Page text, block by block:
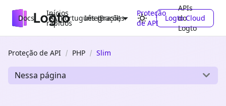
Docs
Inícios
rápidos
Integrações
Proteção
de API
APIs
do
Logto
Português (Brasil) Logto Cloud
Proteção de API PHP Slim
Nessa página